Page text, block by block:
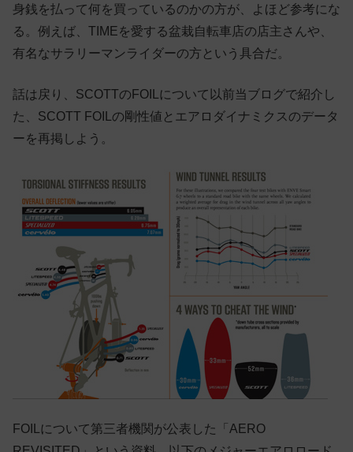
身銭を払って何を買っているのかの方が、よほど参考にな
る。例えば、TIMEを愛する盆栽自転車店の店主さんや、
有名なサラリーマンライダーの方という具合だ。
話は戻り、SCOTTのFOILについて以前当ブログで紹介し
た、SCOTT FOILの剛性値とエアロダイナミクスのデータ
ーを再掲しよう。
FOILについて第三者機関が公表した「AERO